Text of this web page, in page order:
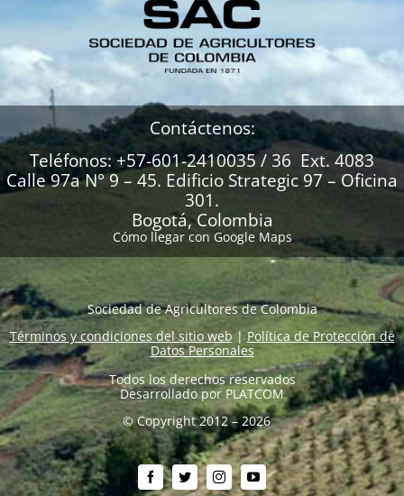
Contáctenos:
Teléfonos: +57-601-2410035 / 36 Ext. 4083
Calle 97a N° 9 – 45. Edificio Strategic 97 – Oficina
301.
Bogotá, Colombia
Cómo llegar con Google Maps
Sociedad de Agricultores de Colombia
Términos y condiciones del sitio web|Política de Protección de
Datos Personales
Todos los derechos reservados
Desarrollado por PLATCOM
© Copyright 2012 – 2026